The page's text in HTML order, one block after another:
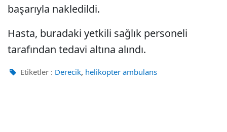
başarıyla nakledildi.
Hasta, buradaki yetkili sağlık personeli
tarafından tedavi altına alındı.
Etiketler : Derecik, helikopter ambulans